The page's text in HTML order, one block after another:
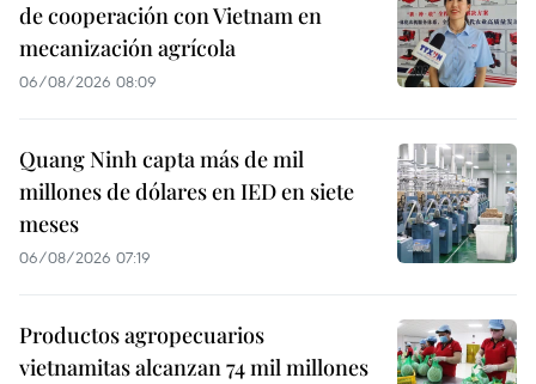
de cooperación con Vietnam en
mecanización agrícola
06/08/2026 08:09
Quang Ninh capta más de mil
millones de dólares en IED en siete
meses
06/08/2026 07:19
Productos agropecuarios
vietnamitas alcanzan 74 mil millones